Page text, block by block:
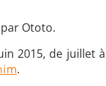
Ototo.
2015, de juillet à
.